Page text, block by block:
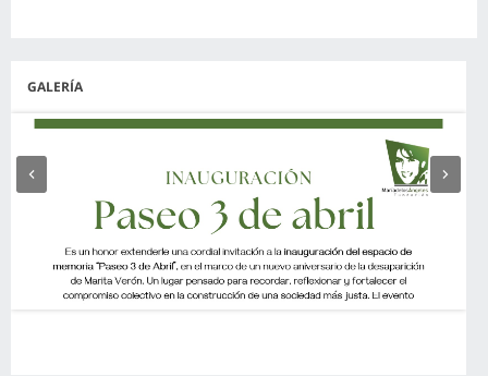
GALERÍA
Anterior Siguiente